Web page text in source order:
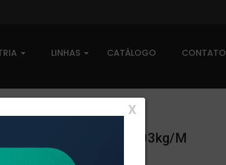
LINHAS CATÁLOGO CONTATO
X
- PESO LINEAR: 0,103kg/m